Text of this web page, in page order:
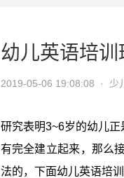
幼儿英语培训
2019-05-06 19:08:08 · 少
研究表明3~6岁的幼儿
有完全建立起来，那么
法的，下面幼儿英语培